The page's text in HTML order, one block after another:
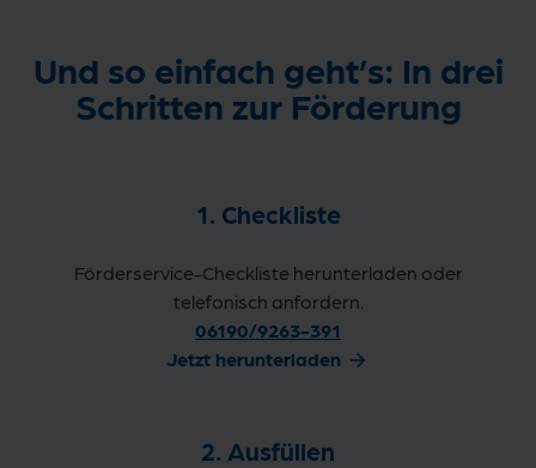
Und so einfach geht’s: In drei
Schritten zur Förderung
1. Checkliste
Förderservice-Checkliste herunterladen oder
telefonisch anfordern.
06190/9263-391
Jetzt herunterladen
2. Ausfüllen